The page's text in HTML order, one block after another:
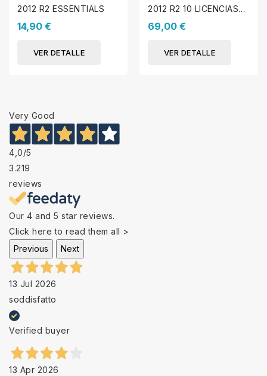
2012 R2 ESSENTIALS
14,90 €
VER DETALLE
2012 R2 10 LICENCIAS
DE ACCESO DE
69,00 €
VER DETALLE
Very Good
4,0/5
3.219
reviews
Our 4 and 5 star reviews.
Click here to read them all >
Previous
Next
13 Jul 2026
soddisfatto
Verified buyer
13 Apr 2026